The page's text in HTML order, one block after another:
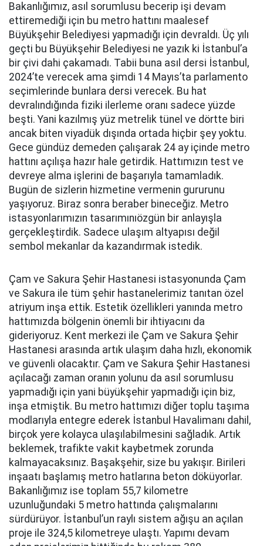
Bakanlığımız, asıl sorumlusu becerip işi devam
ettiremediği için bu metro hattını maalesef
Büyükşehir Belediyesi yapmadığı için devraldı. Üç yılı
geçti bu Büyükşehir Belediyesi ne yazık ki İstanbul’a
bir çivi dahi çakamadı. Tabii buna asıl dersi İstanbul,
2024’te verecek ama şimdi 14 Mayıs’ta parlamento
seçimlerinde bunlara dersi verecek. Bu hat
devralındığında fiziki ilerleme oranı sadece yüzde
beşti. Yani kazılmış yüz metrelik tünel ve dörtte biri
ancak biten viyadük dışında ortada hiçbir şey yoktu.
Gece gündüz demeden çalışarak 24 ay içinde metro
hattını açılışa hazır hale getirdik. Hattımızın test ve
devreye alma işlerini de başarıyla tamamladık.
Bugün de sizlerin hizmetine vermenin gururunu
yaşıyoruz. Biraz sonra beraber bineceğiz. Metro
istasyonlarımızın tasarımınıözgün bir anlayışla
gerçekleştirdik. Sadece ulaşım altyapısı değil
sembol mekanlar da kazandırmak istedik.
Çam ve Sakura Şehir Hastanesi istasyonunda Çam
ve Sakura ile tüm şehir hastanelerimiz tanıtan özel
atriyum inşa ettik. Estetik özellikleri yanında metro
hattımızda bölgenin önemli bir ihtiyacını da
gideriyoruz. Kent merkezi ile Çam ve Sakura Şehir
Hastanesi arasında artık ulaşım daha hızlı, ekonomik
ve güvenli olacaktır. Çam ve Sakura Şehir Hastanesi
açılacağı zaman oranın yolunu da asıl sorumlusu
yapmadığı için yani büyükşehir yapmadığı için biz,
inşa etmiştik. Bu metro hattımızı diğer toplu taşıma
modlarıyla entegre ederek İstanbul Havalimanı dahil,
birçok yere kolayca ulaşılabilmesini sağladık. Artık
beklemek, trafikte vakit kaybetmek zorunda
kalmayacaksınız. Başakşehir, size bu yakışır. Birileri
inşaatı başlamış metro hatlarına beton döküyorlar.
Bakanlığımız ise toplam 55,7 kilometre
uzunluğundaki 5 metro hattında çalışmalarını
sürdürüyor. İstanbul’un raylı sistem ağışu an açılan
proje ile 324,5 kilometreye ulaştı. Yapımı devam